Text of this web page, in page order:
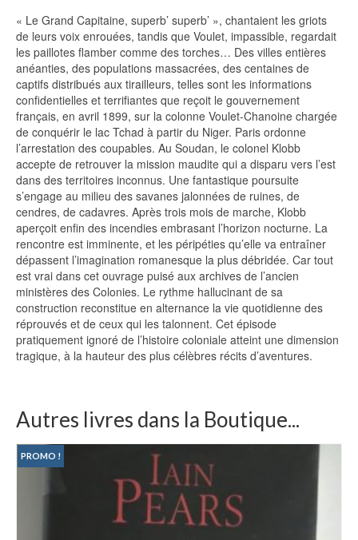
« Le Grand Capitaine, superb’ superb’ », chantaient les griots
de leurs voix enrouées, tandis que Voulet, impassible, regardait
les paillotes flamber comme des torches… Des villes entières
anéanties, des populations massacrées, des centaines de
captifs distribués aux tirailleurs, telles sont les informations
confidentielles et terrifiantes que reçoit le gouvernement
français, en avril 1899, sur la colonne Voulet-Chanoine chargée
de conquérir le lac Tchad à partir du Niger. Paris ordonne
l’arrestation des coupables. Au Soudan, le colonel Klobb
accepte de retrouver la mission maudite qui a disparu vers l’est
dans des territoires inconnus. Une fantastique poursuite
s’engage au milieu des savanes jalonnées de ruines, de
cendres, de cadavres. Après trois mois de marche, Klobb
aperçoit enfin des incendies embrasant l’horizon nocturne. La
rencontre est imminente, et les péripéties qu’elle va entraîner
dépassent l’imagination romanesque la plus débridée. Car tout
est vrai dans cet ouvrage puisé aux archives de l’ancien
ministères des Colonies. Le rythme hallucinant de sa
construction reconstitue en alternance la vie quotidienne des
réprouvés et de ceux qui les talonnent. Cet épisode
pratiquement ignoré de l’histoire coloniale atteint une dimension
tragique, à la hauteur des plus célèbres récits d’aventures.
Autres livres dans la Boutique...
PROMO !